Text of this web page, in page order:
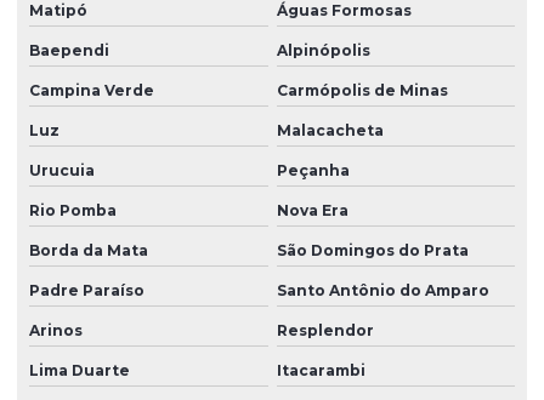
Matipó Águas Formosas
Baependi Alpinópolis
Campina Verde Carmópolis de Minas
Luz Malacacheta
Urucuia Peçanha
Rio Pomba Nova Era
Borda da Mata São Domingos do Prata
Padre Paraíso Santo Antônio do Amparo
Arinos Resplendor
Lima Duarte Itacarambi